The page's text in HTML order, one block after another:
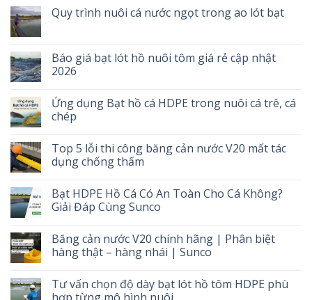
Quy trình nuôi cá nước ngọt trong ao lót bạt
Báo giá bạt lót hồ nuôi tôm giá rẻ cập nhật
2026
Ứng dụng Bạt hồ cá HDPE trong nuôi cá trê, cá
chép
Top 5 lỗi thi công băng cản nước V20 mất tác
dụng chống thấm
Bạt HDPE Hồ Cá Có An Toàn Cho Cá Không?
Giải Đáp Cùng Sunco
Băng cản nước V20 chính hãng | Phân biệt
hàng thật – hàng nhái | Sunco
Tư vấn chọn độ dày bạt lót hồ tôm HDPE phù
hợp từng mô hình nuôi